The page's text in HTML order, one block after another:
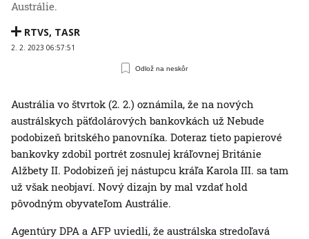
Austrálie.
RTVS, TASR
2. 2. 2023 06:57:51
Odlož na neskôr
Austrália vo štvrtok (2. 2.) oznámila, že na nových
austrálskych päťdolárových bankovkách už Nebude
podobizeň britského panovníka. Doteraz tieto papierové
bankovky zdobil portrét zosnulej kráľovnej Británie
Alžbety II. Podobizeň jej nástupcu kráľa Karola III. sa tam
už však neobjaví. Nový dizajn by mal vzdať hold
pôvodným obyvateľom Austrálie.
Agentúry DPA a AFP uviedli, že austrálska stredoľavá